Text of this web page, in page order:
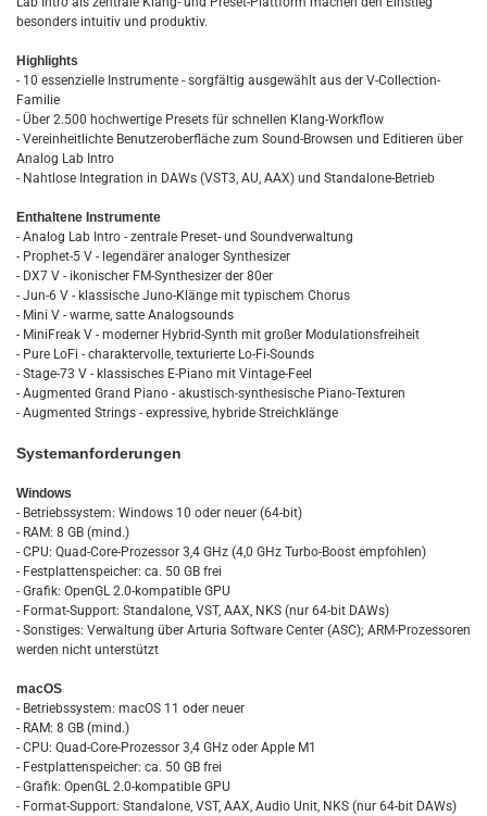
besonders intuitiv und produktiv.
Highlights
- 10 essenzielle Instrumente - sorgfältig ausgewählt aus der V-Collection-
Familie
- Über 2.500 hochwertige Presets für schnellen Klang-Workflow
- Vereinheitlichte Benutzeroberfläche zum Sound-Browsen und Editieren über
Analog Lab Intro
- Nahtlose Integration in DAWs (VST3, AU, AAX) und Standalone-Betrieb
Enthaltene Instrumente
- Analog Lab Intro - zentrale Preset- und Soundverwaltung
- Prophet-5 V - legendärer analoger Synthesizer
- DX7 V - ikonischer FM-Synthesizer der 80er
- Jun-6 V - klassische Juno-Klänge mit typischem Chorus
- Mini V - warme, satte Analogsounds
- MiniFreak V - moderner Hybrid-Synth mit großer Modulationsfreiheit
- Pure LoFi - charaktervolle, texturierte Lo-Fi-Sounds
- Stage-73 V - klassisches E-Piano mit Vintage-Feel
- Augmented Grand Piano - akustisch-synthesische Piano-Texturen
- Augmented Strings - expressive, hybride Streichklänge
Systemanforderungen
Windows
- Betriebssystem: Windows 10 oder neuer (64-bit)
- RAM: 8 GB (mind.)
- CPU: Quad-Core-Prozessor 3,4 GHz (4,0 GHz Turbo-Boost empfohlen)
- Festplattenspeicher: ca. 50 GB frei
- Grafik: OpenGL 2.0-kompatible GPU
- Format-Support: Standalone, VST, AAX, NKS (nur 64-bit DAWs)
- Sonstiges: Verwaltung über Arturia Software Center (ASC); ARM-Prozessoren
werden nicht unterstützt
macOS
- Betriebssystem: macOS 11 oder neuer
- RAM: 8 GB (mind.)
- CPU: Quad-Core-Prozessor 3,4 GHz oder Apple M1
- Festplattenspeicher: ca. 50 GB frei
- Grafik: OpenGL 2.0-kompatible GPU
- Format-Support: Standalone, VST, AAX, Audio Unit, NKS (nur 64-bit DAWs)